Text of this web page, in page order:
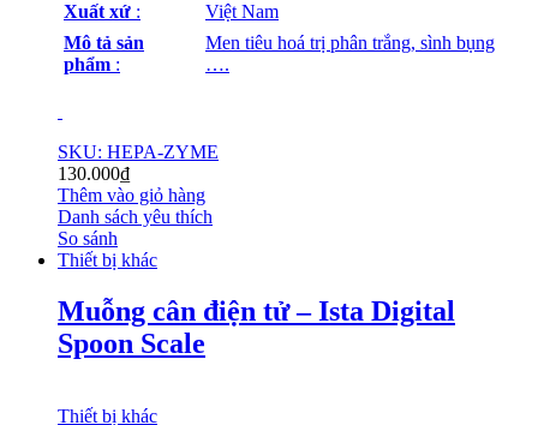
Xuất xứ :
Việt Nam
Mô tả sản
phẩm :
Men tiêu hoá trị phân trắng, sình bụng
….
SKU: HEPA-ZYME
130.000₫
Thêm vào giỏ hàng
Danh sách yêu thích
So sánh
Thiết bị khác
Muỗng cân điện tử – Ista Digital
Spoon Scale
Thiết bị khác